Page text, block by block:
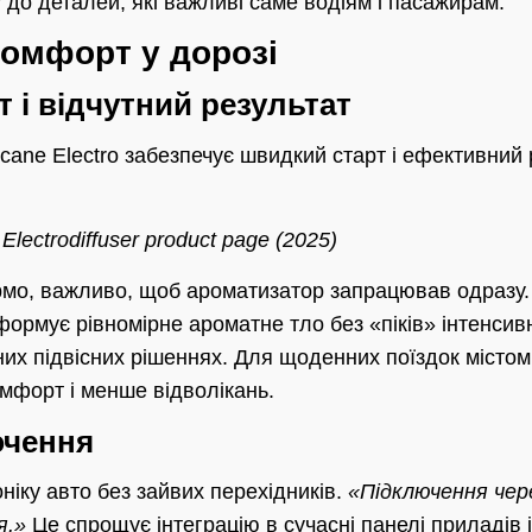
у дорозі
відчутний результат
Electro забезпечує швидкий старт і ефективний
product page (2025)
важливо, щоб ароматизатор запрацював
рівномірне ароматне тло без «піків»
підвісних рішеннях. Для щоденних поїздок
і менше відволікань.
авто без зайвих перехідників. «Підключення
Це спрощує інтеграцію в сучасні панелі приладів